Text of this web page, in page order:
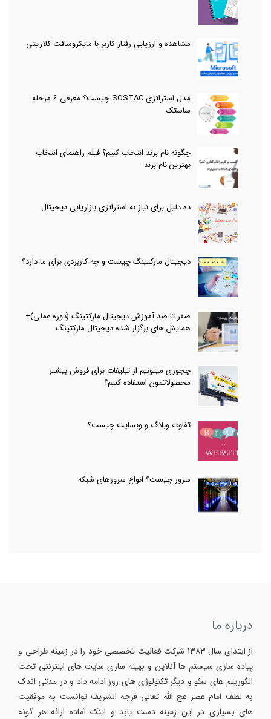
مشاهده و ارزیابی رفتار کاربر با مایکروسافت کلاریتی
مدل استراتژی SOSTAC چیست؟ معرفی ۶ مرحله
ساستک
چگونه نام برند انتخاب کنیم؟ فیلم راهنمای انتخاب
بهترین نام برند
ده دلیل برای نیاز به استراتژی بازاریابی دیجیتال
دیجیتال مارکتینگ چیست و چه کاربردی برای ما دارد؟
صفر تا صد آموزش دیجیتال مارکتینگ (دوره عملی)+
همایش های برگزار شده دیجیتال مارکتینگ
چجوری میتونیم از تبلیغات برای فروش بیشتر
محصولاتمون استفاده کنیم؟
تفاوت وبلاگ و وبسایت چیست؟
سرور چیست؟ انواع سرورهای شبکه
درباره ما
از ابتدای سال 1383 شرکت فعالیت تخصصی خود را در زمینه طراحی و
پیاده سازی سیستم ها آنلاین و بهینه سازی سایت های اینترنتی تحت
الگوریتم های سئو و دیگر تکنولوژی های روز ادامه داد و در مدتی اندک
به لطف امام عصر عج الله تعالی فرجه الشریف توانست به موفقیت
های بسیاری در این زمینه دست یابد و اینک آماده ارائه هر گونه